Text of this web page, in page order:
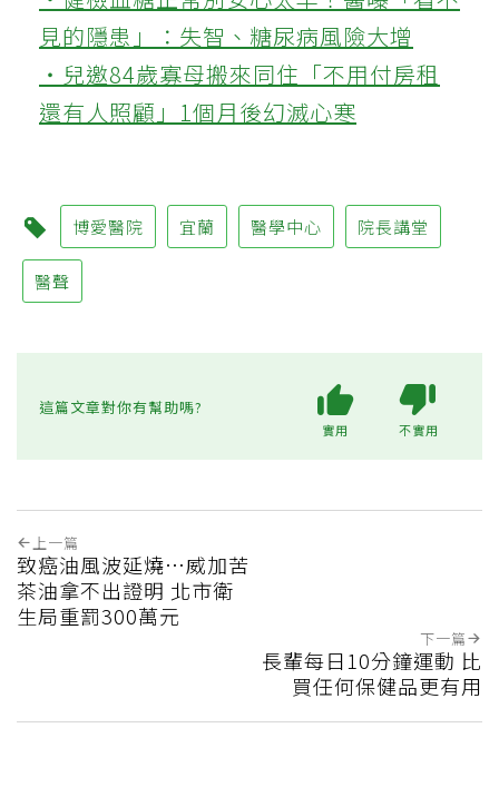
見的隱患」：失智、糖尿病風險大增
‧兒邀84歲寡母搬來同住「不用付房租
還有人照顧」1個月後幻滅心寒
博愛醫院 宜蘭 醫學中心 院長講堂
醫聲
這篇文章對你有幫助嗎?
實用 不實用
上一篇
致癌油風波延燒…威加苦
茶油拿不出證明 北市衛
生局重罰300萬元
下一篇
長輩每日10分鐘運動 比
買任何保健品更有用